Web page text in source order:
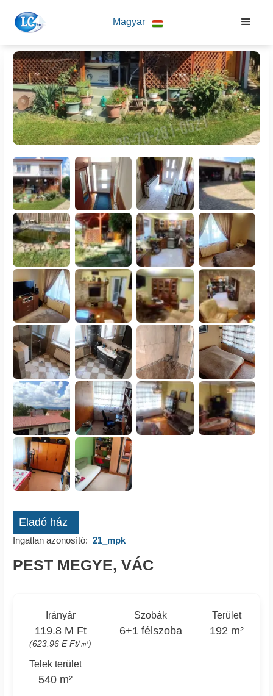
Magyar
Eladó ház
Ingatlan azonosító: 21_mpk
PEST MEGYE, VÁC
Irányár
119.8 M Ft
(623.96 E Ft/㎡)
Szobák
6+1 félszoba
Terület
192 m²
Telek terület
540 m²